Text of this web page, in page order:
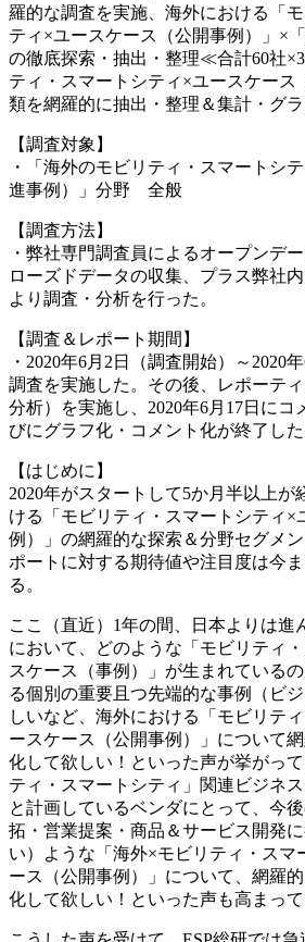
羅的な調査を実施、海外における「
ティ×ユースケース（公開事例）」×
の徹底探索・抽出・整理≪合計60社
ティ・スマートシティ×ユースケース
類を網羅的に抽出・整理＆集計・グ
【調査対象】
・「海外のモビリティ・スマートシ
進事例）」分野 全般
【調査方法】
・弊社専門調査員によるオープンデ
ローズドデータの収集、プラス弊社
より調査・分析を行った。
【調査＆レポート期間】
・2020年6月2日（調査開始）～2020
調査を実施した。その後、レポーテ
分析）を実施し、2020年6月17日にコ
びにグラフ化・コメント化が終了した
【はじめに】
2020年がスタートして5か月半以上が
ける「モビリティ・スマートシティ×
例）」の網羅的な探索＆分野セグメ
ポートに対する期待値や注目度は今
る。
ここ（直近）1年の間、日本よりは進
において、どのような「モビリティ
スケース（事例）」が生まれている
る個別の重要且つ先端的な事例（ビ
しいなど、海外における「モビリテ
ースケース（公開事例）」について
化して欲しい！といった声が挙がっ
ティ・スマートシティ」関連ビジネ
と計画しているベンダにとって、今
拓・営業提案・商品＆サービス開発
い）ような「海外×モビリティ・スマ
ース（公開事例）」について、網羅
化して欲しい！といった声も高まって